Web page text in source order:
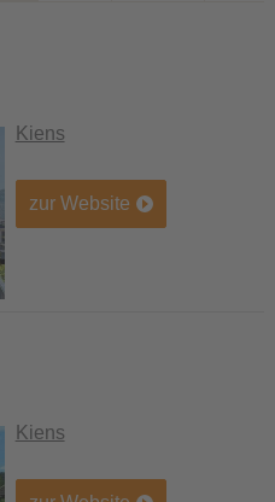
Kiens
zur Website
Kiens